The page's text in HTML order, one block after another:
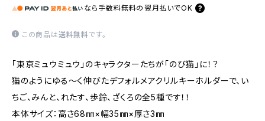
なら 手数料無料の 翌月払いでOK
この商品は送料無料です。
「東京ミュウミュウ」のキャラクターたちが「のび猫」に！？
猫のようにゆる〜く伸びたデフォルメアクリルキーホルダーで、い
ちご、みんと、れたす、歩鈴、ざくろの全5種です！！
本体サイズ：高さ68㎜×幅35㎜×厚さ3㎜